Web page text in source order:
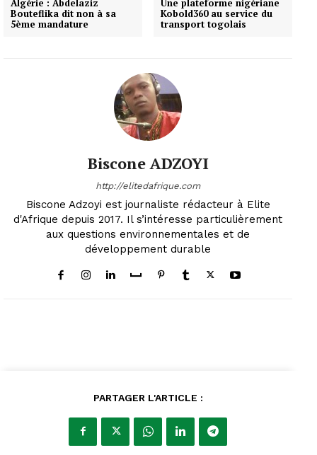
Bouteflika dit non à sa
5ème mandature
Kobold360 au service du
transport togolais
Biscone ADZOYI
http://elitedafrique.com
Biscone Adzoyi est journaliste rédacteur à Elite
d'Afrique depuis 2017. Il s’intéresse particulièrement
aux questions environnementales et de
développement durable
PARTAGER L'ARTICLE :